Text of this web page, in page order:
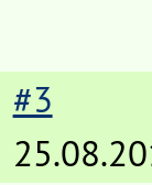
#3